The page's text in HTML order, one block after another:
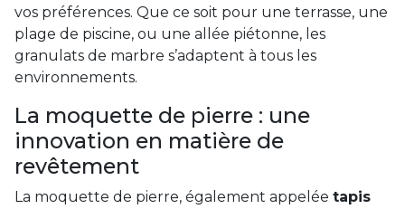
vos préférences. Que ce soit pour une terrasse, une
plage de piscine, ou une allée piétonne, les
granulats de marbre s’adaptent à tous les
environnements.
La moquette de pierre : une
innovation en matière de
revêtement
La moquette de pierre, également appelée tapis